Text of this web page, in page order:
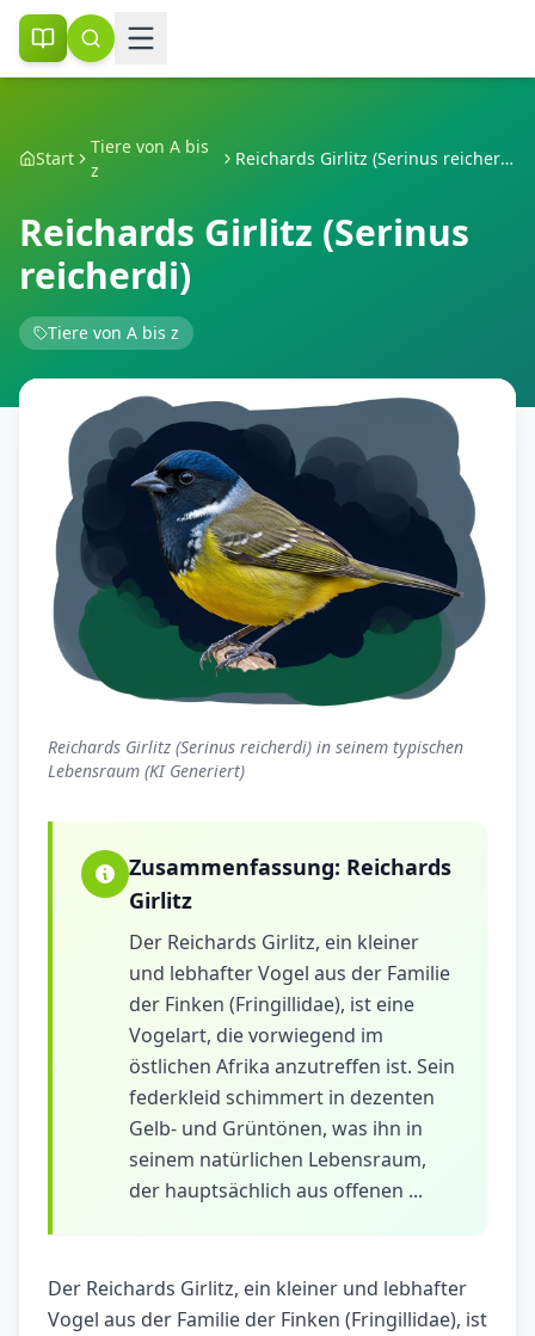
Start
Tiere von A bis
z
Reichards Girlitz (Serinus reicherdi)
Reichards Girlitz (Serinus
reicherdi)
Tiere von A bis z
Reichards Girlitz (Serinus reicherdi) in seinem typischen
Lebensraum (KI Generiert)
Zusammenfassung: Reichards
Girlitz
Der Reichards Girlitz, ein kleiner
und lebhafter Vogel aus der Familie
der Finken (Fringillidae), ist eine
Vogelart, die vorwiegend im
östlichen Afrika anzutreffen ist. Sein
federkleid schimmert in dezenten
Gelb- und Grüntönen, was ihn in
seinem natürlichen Lebensraum,
der hauptsächlich aus offenen ...
Der Reichards Girlitz, ein kleiner und lebhafter
Vogel aus der Familie der Finken (Fringillidae), ist